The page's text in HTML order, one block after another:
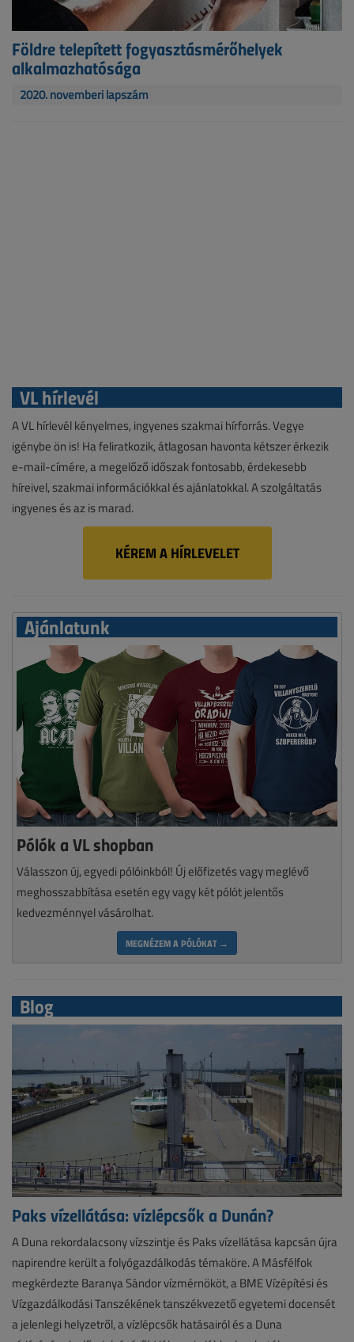
Földre telepített fogyasztásmérőhelyek
alkalmazhatósága
2020. novemberi lapszám
VL hírlevél
A VL hírlevél kényelmes, ingyenes szakmai hírforrás. Vegye
igénybe ön is! Ha feliratkozik, átlagosan havonta kétszer érkezik
e-mail-címére, a megelőző időszak fontosabb, érdekesebb
híreivel, szakmai információkkal és ajánlatokkal. A szolgáltatás
ingyenes és az is marad.
KÉREM A HÍRLEVELET
Ajánlatunk
Pólók a VL shopban
Válasszon új, egyedi pólóinkból! Új előfizetés vagy meglévő
meghosszabbítása esetén egy vagy két pólót jelentős
kedvezménnyel vásárolhat.
MEGNÉZEM A PÓLÓKAT →
Blog
Paks vízellátása: vízlépcsők a Dunán?
A Duna rekordalacsony vízszintje és Paks vízellátása kapcsán újra
napirendre került a folyógazdálkodás témaköre. A Másfélfok
megkérdezte Baranya Sándor vízmérnököt, a BME Vízépítési és
Vízgazdálkodási Tanszékének tanszékvezető egyetemi docensét
a jelenlegi helyzetről, a vízlépcsők hatásairól és a Duna